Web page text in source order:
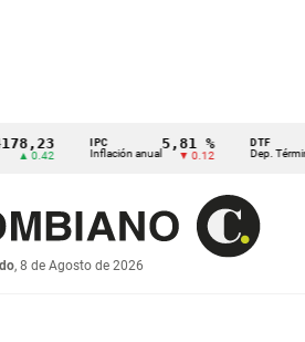
Inflación anual
5,81 %
▼ 0.12 Dep. Término Fijo
, 8 de Agosto de 2026